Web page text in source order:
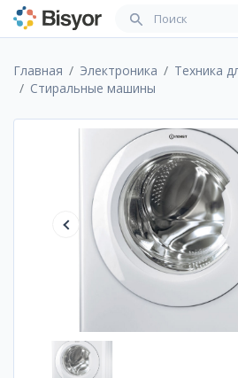
Главная Электроника
Техника
Стиральные машины